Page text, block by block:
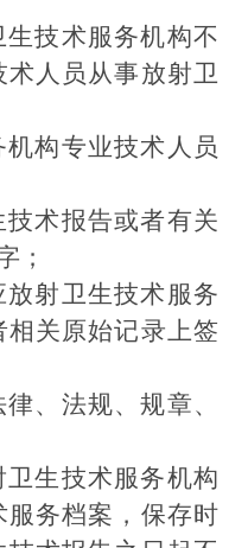
技术服务机构不
人员从事放射卫
构专业技术人员
技术报告或者有关
；
放射卫生技术服务
关原始记录上签
、法规、规章、
生技术服务机构
务档案，保存时